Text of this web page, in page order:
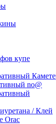
купе
no@
/ Клей
Orac